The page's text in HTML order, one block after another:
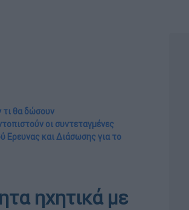
τι θα δώσουν
οι συντεταγμένες
Ερευνας και Διάσωσης για το
ηχητικά με